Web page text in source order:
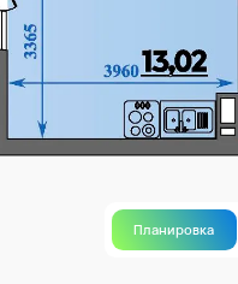
Планировка